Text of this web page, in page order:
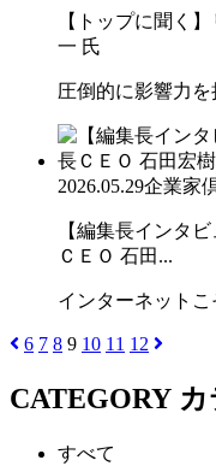
【トップに聞く
一 氏
圧倒的に影響力
2026.05.29企業家
【編集長インタ
ＣＥＯ 石田...
インターネット
6 7 8 9 10 11 12
CATEGORY
すべて